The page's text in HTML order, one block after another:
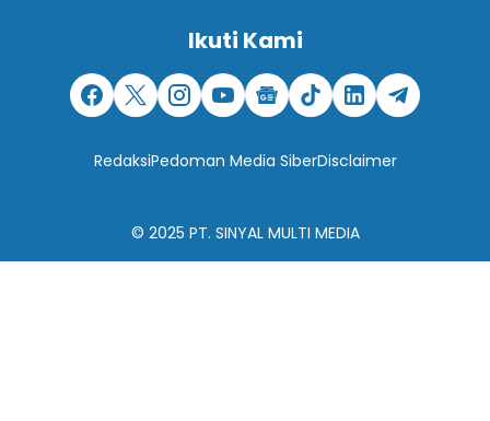
Ikuti Kami
RedaksiPedoman Media SiberDisclaimer
© 2025 PT. SINYAL MULTI MEDIA